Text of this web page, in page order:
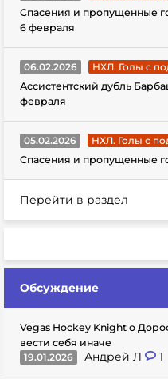
Спасения и пропущенные
6 февраля
06.02.2026
НХЛ. Голы с
Ассистентский дубль
февраля
05.02.2026
НХЛ. Голы с
Спасения и пропущенные
Перейти в раздел
Обсуждение
Vegas Hockey Knight о
вести себя иначе
19.01.2026
Андрей Л 1